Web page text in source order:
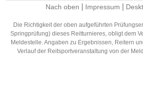
Nach oben Impressum
Die Richtigkeit der oben aufgeführten
Springprüfung) dieses Reitturnieres, obligt dem
Meldestelle. Angaben zu Ergebnissen, Reitern
Verlauf der Reitsportveranstaltung von der